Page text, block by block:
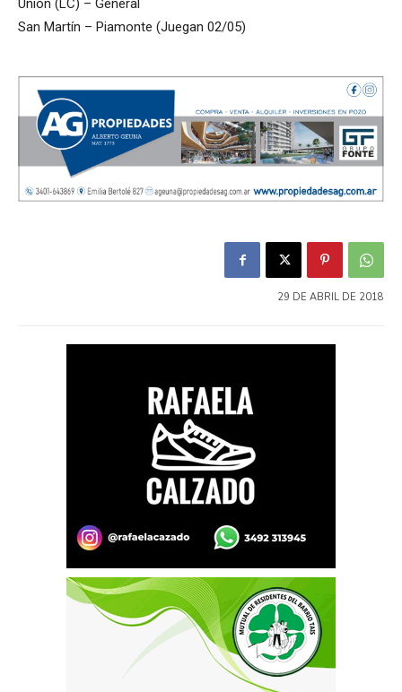
Unión (LC) – General
San Martín – Piamonte (Juegan 02/05)
29 DE ABRIL DE 2018